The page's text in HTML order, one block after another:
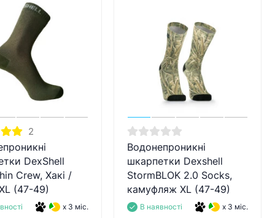
2
DexShell
Crew, Хакі /
(47-49)
x 3 міс.
Водонепроникні
шкарпетки Dexshell
StormBLOK 2.0 Socks,
камуфляж XL (47-49)
В наявності x 3 міс.